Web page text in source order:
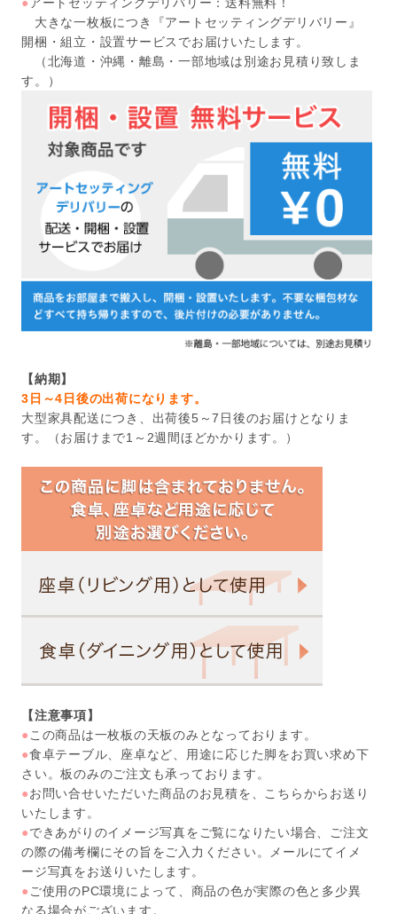
大きな一枚板につき『アートセッティングデリバリー』
開梱・組立・設置サービスでお届けいたします。
（北海道・沖縄・離島・一部地域は別途お見積り致しま
す。）
【納期】
3日～4日後の出荷になります。
大型家具配送につき、出荷後5～7日後のお届けとなりま
す。（お届けまで1～2週間ほどかかります。）
【注意事項】
●この商品は一枚板の天板のみとなっております。
●食卓テーブル、座卓など、用途に応じた脚をお買い求め下
さい。板のみのご注文も承っております。
●お問い合せいただいた商品のお見積を、こちらからお送り
いたします。
●できあがりのイメージ写真をご覧になりたい場合、ご注文
の際の備考欄にその旨をご入力ください。メールにてイメ
ージ写真をお送りいたします。
●ご使用のPC環境によって、商品の色が実際の色と多少異
なる場合がございます。